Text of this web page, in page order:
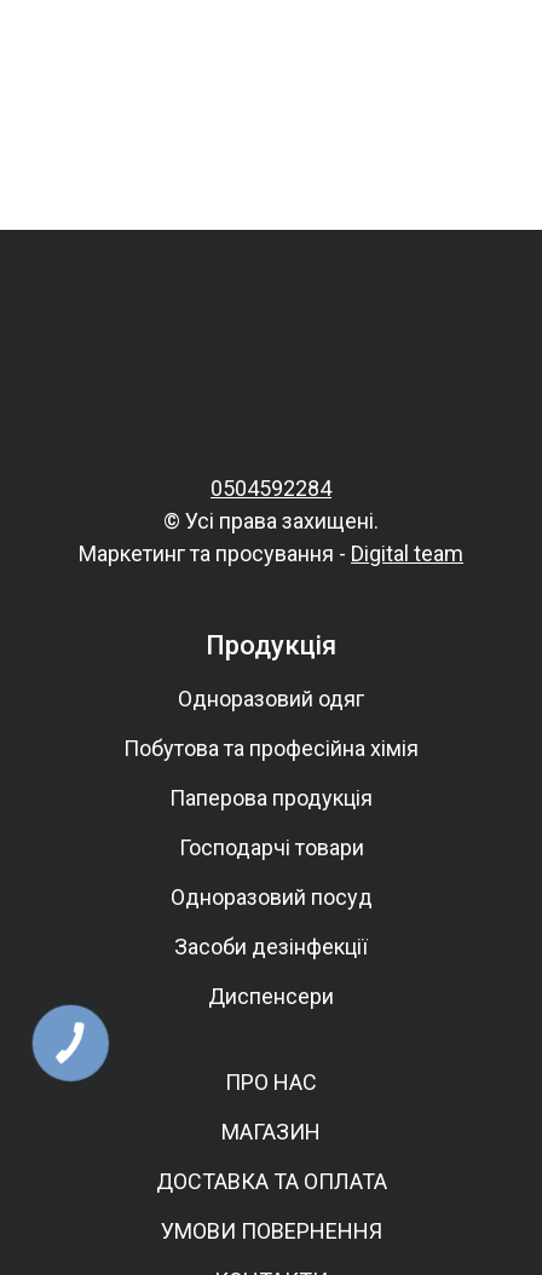
0504592284
© Усі права захищені.
Маркетинг та просування - Digital team
Продукція
Одноразовий одяг
Побутова та професійна хімія
Паперова продукція
Господарчі товари
Одноразовий посуд
Засоби дезінфекції
Диспенсери
ПРО НАС
МАГАЗИН
ДОСТАВКА ТА ОПЛАТА
УМОВИ ПОВЕРНЕННЯ
КНОПКА
ЗВ'ЯЗКУ